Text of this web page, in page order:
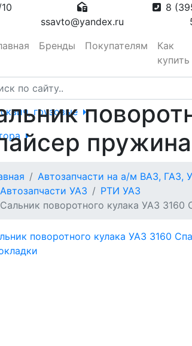
ssavto@yandex.ru
8
Бренды Покупателям
Как
купить
грузовые
Автозапчасти на а/м ВАЗ, ГАЗ,
Автозапчасти УАЗ
РТИ УАЗ
Сальник поворотного кулака УАЗ